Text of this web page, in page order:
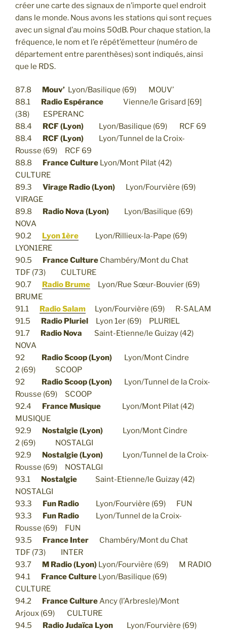
créer une carte des signaux de n’importe quel endroit
dans le monde. Nous avons les stations qui sont reçues
avec un signal d’au moins 50dB. Pour chaque station, la
fréquence, le nom et l’e répét’émetteur (numéro de
département entre parenthèses) sont indiqués, ainsi
que le RDS.
87.8 Mouv’ Lyon/Basilique (69) MOUV’
88.1
Radio Espérance Vienne/le Grisard [69]
(38) ESPERANC
88.4
RCF (Lyon)
Lyon/Basilique (69) RCF 69
88.4
RCF (Lyon)
Lyon/Tunnel de la Croix-
Rousse (69) RCF 69
88.8
France Culture Lyon/Mont Pilat (42)
CULTURE
89.3 Virage Radio (Lyon)
Lyon/Fourvière (69)
VIRAGE
89.8
Radio Nova (Lyon)
Lyon/Basilique (69)
NOVA
90.2
Lyon 1ère
Lyon/Rillieux-la-Pape (69)
LYON1ERE
90.5
France Culture Chambéry/Mont du Chat
TDF (73) CULTURE
90.7
Radio Brume
Lyon/Rue Sœur-Bouvier (69)
BRUME
91.1
Radio Salam
Lyon/Fourvière (69) R-SALAM
91.5
Radio Pluriel
Lyon 1er (69) PLURIEL
91.7
Radio Nova Saint-Etienne/le Guizay (42)
NOVA
92
Radio Scoop (Lyon)
Lyon/Mont Cindre
2 (69) SCOOP
92
Radio Scoop (Lyon)
Lyon/Tunnel de la Croix-
Rousse (69) SCOOP
92.4
France Musique
Lyon/Mont Pilat (42)
MUSIQUE
92.9
Nostalgie (Lyon)
Lyon/Mont Cindre
2 (69) NOSTALGI
92.9
Nostalgie (Lyon)
Lyon/Tunnel de la Croix-
Rousse (69) NOSTALGI
93.1
Nostalgie Saint-Etienne/le Guizay (42)
NOSTALGI
93.3
Fun Radio
Lyon/Fourvière (69) FUN
93.3
Fun Radio
Lyon/Tunnel de la Croix-
Rousse (69) FUN
93.5
France Inter Chambéry/Mont du Chat
TDF (73) INTER
93.7
M Radio (Lyon) Lyon/Fourvière (69) M RADIO
94.1
France Culture Lyon/Basilique (69)
CULTURE
94.2
France CultureAncy (l’Arbresle)/Mont
Arjoux (69) CULTURE
94.5
Radio Judaïca Lyon
Lyon/Fourvière (69)